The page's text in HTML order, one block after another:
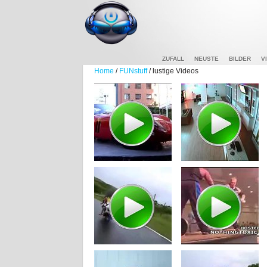
ZUFALL NEUSTE BILDER
Home / FUNstuff/ lustige Videos